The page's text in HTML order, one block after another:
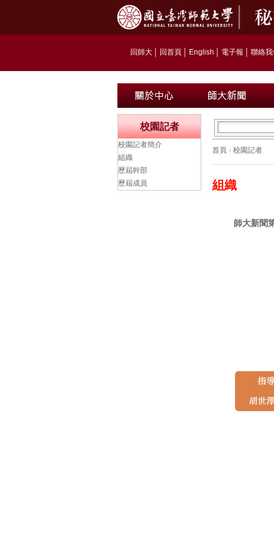
回師大 回首頁 English 電子報 聯絡
首頁 › 校園記者
組織
師大新聞
校園記者
校園記者簡介
組織
歷屆幹部
歷屆成員